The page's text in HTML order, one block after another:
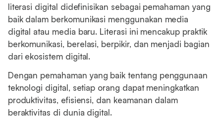
literasi digital didefinisikan sebagai pemahaman yang
baik dalam berkomunikasi menggunakan media
digital atau media baru. Literasi ini mencakup praktik
berkomunikasi, berelasi, berpikir, dan menjadi bagian
dari ekosistem digital.
Dengan pemahaman yang baik tentang penggunaan
teknologi digital, setiap orang dapat meningkatkan
produktivitas, efisiensi, dan keamanan dalam
beraktivitas di dunia digital.